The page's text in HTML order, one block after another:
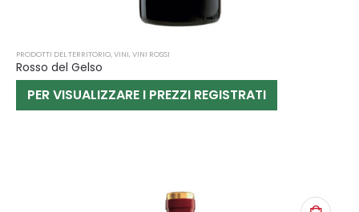
PRODOTTI DEL TERRITORIO VINI VINI ROSSI
Rosso del Gelso
PER VISUALIZZARE I PREZZI REGISTRATI